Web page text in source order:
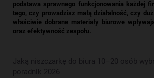
podstawa sprawnego funkcjonowania każdej
tego, czy prowadzisz małą działalność, czy
właściwie dobrane materiały biurowe
oraz efektywność zespołu.
Jaką niszczarkę do biura 10–20 osób
poradnik 2026